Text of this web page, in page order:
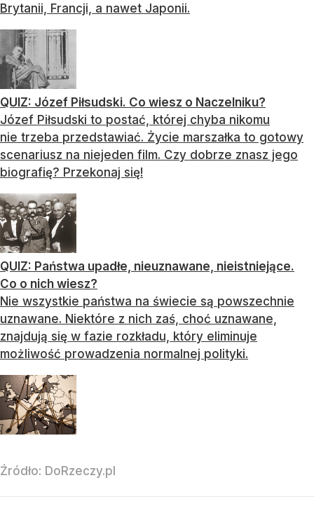
Brytanii, Francji, a nawet Japonii.
QUIZ: Józef Piłsudski. Co wiesz o Naczelniku?
Józef Piłsudski to postać, której chyba nikomu
nie trzeba przedstawiać. Życie marszałka to gotowy
scenariusz na niejeden film. Czy dobrze znasz jego
biografię? Przekonaj się!
QUIZ: Państwa upadłe, nieuznawane, nieistniejące.
Co o nich wiesz?
Nie wszystkie państwa na świecie są powszechnie
uznawane. Niektóre z nich zaś, choć uznawane,
znajdują się w fazie rozkładu, który eliminuje
możliwość prowadzenia normalnej polityki.
Źródło: DoRzeczy.pl